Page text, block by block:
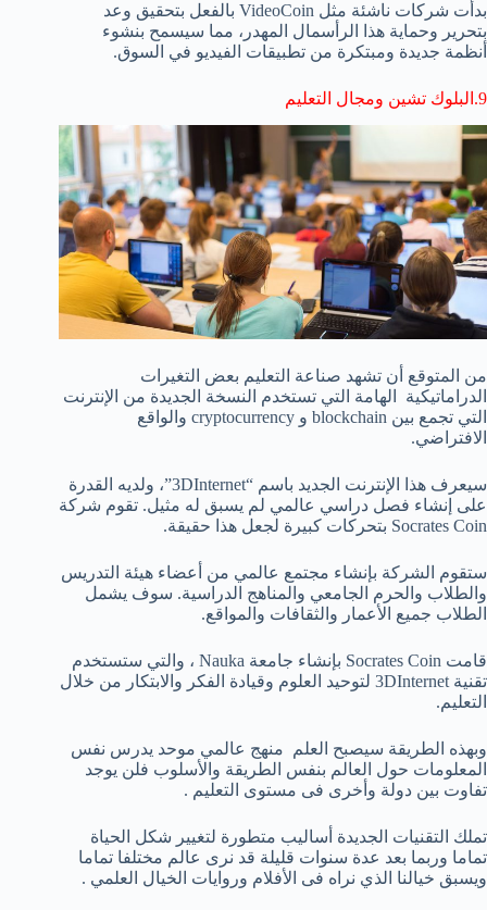
بدأت شركات ناشئة مثل VideoCoin بالفعل بتحقيق وعد
بتحرير وحماية هذا الرأسمال المهدر، مما سيسمح بنشوء
أنظمة جديدة ومبتكرة من تطبيقات الفيديو في السوق.
9.البلوك تشين ومجال التعليم
من المتوقع أن تشهد صناعة التعليم بعض التغيرات
الدراماتيكية الهامة التي تستخدم النسخة الجديدة من الإنترنت
التي تجمع بين blockchain و cryptocurrency والواقع
الافتراضي.
سيعرف هذا الإنترنت الجديد باسم “3DInternet”، ولديه القدرة
على إنشاء فصل دراسي عالمي لم يسبق له مثيل. تقوم شركة
Socrates Coin بتحركات كبيرة لجعل هذا حقيقة.
ستقوم الشركة بإنشاء مجتمع عالمي من أعضاء هيئة التدريس
والطلاب والحرم الجامعي والمناهج الدراسية. سوف يشمل
الطلاب جميع الأعمار والثقافات والمواقع.
قامت Socrates Coin بإنشاء جامعة Nauka ، والتي ستستخدم
تقنية 3DInternet لتوحيد العلوم وقيادة الفكر والابتكار من خلال
التعليم.
وبهذه الطريقة سيصبح العلم منهج عالمي موحد يدرس نفس
المعلومات حول العالم بنفس الطريقة والأسلوب فلن يوجد
تفاوت بين دولة وأخرى فى مستوى التعليم .
تملك التقنيات الجديدة أساليب متطورة لتغيير شكل الحياة
تماما وربما بعد عدة سنوات قليلة قد نرى عالم مختلفا تماما
ويسبق خيالنا الذي نراه فى الأفلام وروايات الخيال العلمي .